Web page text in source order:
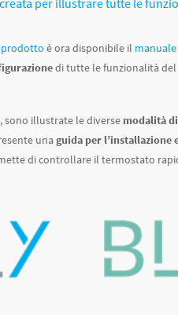
prodotto è ora disponibile il
di tutte le funzionalità
sono illustrate le diverse modalità
unaguida per l’installazione
di controllare il termostato